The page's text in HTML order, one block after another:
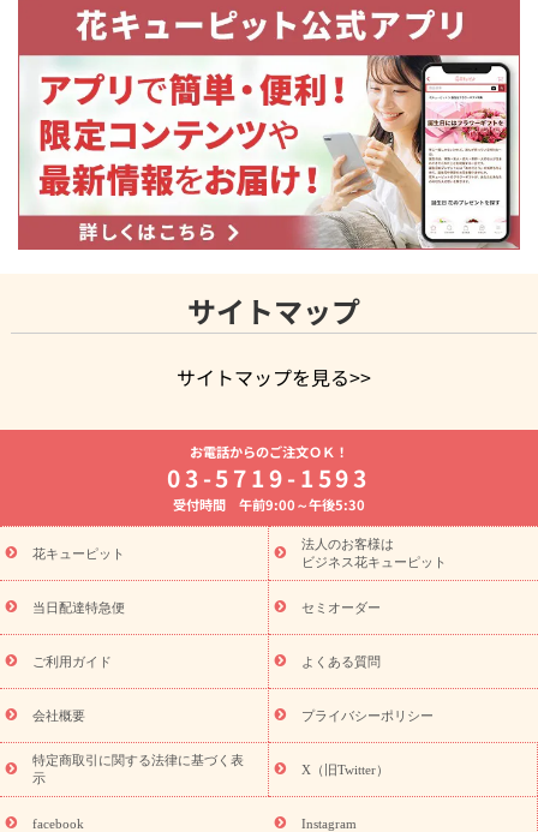
サイトマップ
サイトマップを見る>>
よく贈られる花
お祝いの花特集
誕生日フラワーギフト特集
8月の誕生花(トルコキキョウ)
開店・開業祝い
お供え・お悔やみ お供え・お悔やみの花
通夜・葬儀に贈る花 胡蝶蘭・花鉢
ーブドフラワー
季節のイベント
ひまわり ギフト・プレゼント
特集
お盆 花（新盆・初盆） 季節のイベント
お盆 花（新
盆・初盆）
お盆 花（新盆・初盆）
お盆・お供え 花とセットギ
フト
お盆・お供え プリザーブドフラワー
ひまわり ギフト・プ
レゼント特集
夏の花贈り・お中元・暑中見舞い 花のギフト特集
敬老の日におくる花ギフト・プレゼント特集
花ギフト・プレゼント特集
敬老の日 花のおすすめランキング
敬
老の日 花鉢植えのギフト・プレゼント特集
敬老の日 花とセットギ
フト・プレゼント特集
敬老の日の花 全てのギフト一覧
キャン
ペーン
映画『ウォーターガーディアンズ』コラボキャンペーン
「きょう誕生日なんです」キャンペーン
誕生日の花を探す
誕生日フラワーギフト 誕生日フラワーギフト特集
お電話からのご注文ＯＫ！
03-5719-1593
受付時間 午前9:00～午後5:30
花キューピット
法人のお客様は
ビジネス花キューピット
当日配達特急便 セミオーダー
ご利用ガイド よくある質問
会社概要 プライバシーポリシー
特定商取引に関する法律に基づく表
示
X（旧Twitter）
facebook Instagram